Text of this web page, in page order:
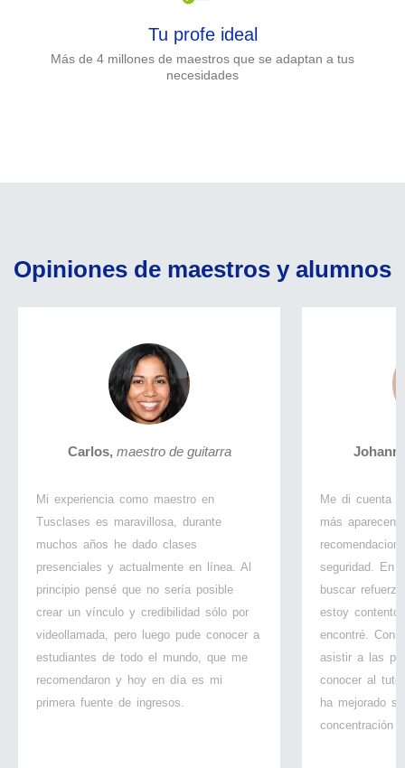
Tu profe ideal
Más de 4 millones de maestros que se adaptan a tus
necesidades
Opiniones de maestros y alumnos
Carlos, maestro de guitarra
Mi experiencia como maestro en
Tusclases es maravillosa, durante
muchos años he dado clases
presenciales y actualmente en línea. Al
principio pensé que no sería posible
crear un vínculo y credibilidad sólo por
videollamada, pero luego pude conocer a
estudiantes de todo el mundo, que me
recomendaron y hoy en día es mi
primera fuente de ingresos.
Me di cuenta
más aparecen
seguridad. En
buscar
estoy contento
encontré.
asistir a las
conocer al
ha mejorado
concentración